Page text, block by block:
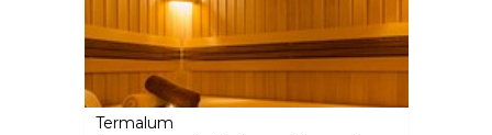
Termalum